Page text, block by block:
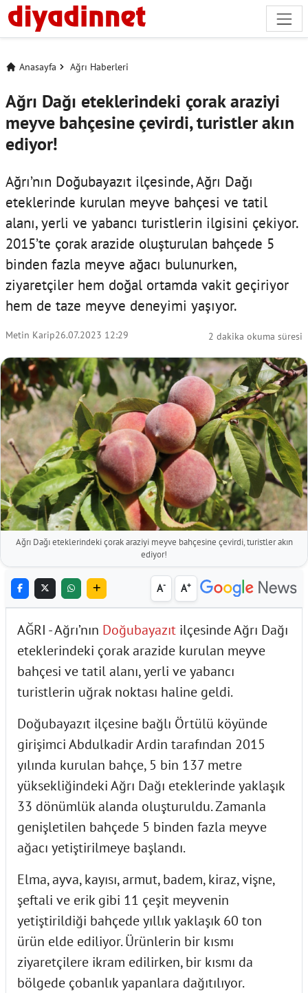
Anasayfa Ağrı Haberleri
Ağrı Dağı eteklerindeki çorak araziyi
meyve bahçesine çevirdi, turistler akın
ediyor!
Ağrı’nın Doğubayazıt ilçesinde, Ağrı Dağı
eteklerinde kurulan meyve bahçesi ve tatil
alanı, yerli ve yabancı turistlerin ilgisini çekiyor.
2015’te çorak arazide oluşturulan bahçede 5
binden fazla meyve ağacı bulunurken,
ziyaretçiler hem doğal ortamda vakit geçiriyor
hem de taze meyve deneyimi yaşıyor.
Metin Karip26.07.2023 12:29 2 dakika okuma süresi
Ağrı Dağı eteklerindeki çorak araziyi meyve bahçesine çevirdi, turistler akın
ediyor!
A- A+
AĞRI - Ağrı’nın Doğubayazıt ilçesinde Ağrı Dağı
eteklerindeki çorak arazide kurulan meyve
bahçesi ve tatil alanı, yerli ve yabancı
turistlerin uğrak noktası haline geldi.
Doğubayazıt ilçesine bağlı Örtülü köyünde
girişimci Abdulkadir Ardin tarafından 2015
yılında kurulan bahçe, 5 bin 137 metre
yüksekliğindeki Ağrı Dağı eteklerinde yaklaşık
33 dönümlük alanda oluşturuldu. Zamanla
genişletilen bahçede 5 binden fazla meyve
ağacı yetiştirilmeye başlandı.
Elma, ayva, kayısı, armut, badem, kiraz, vişne,
şeftali ve erik gibi 11 çeşit meyvenin
yetiştirildiği bahçede yıllık yaklaşık 60 ton
ürün elde ediliyor. Ürünlerin bir kısmı
ziyaretçilere ikram edilirken, bir kısmı da
bölgede çobanlık yapanlara dağıtılıyor.